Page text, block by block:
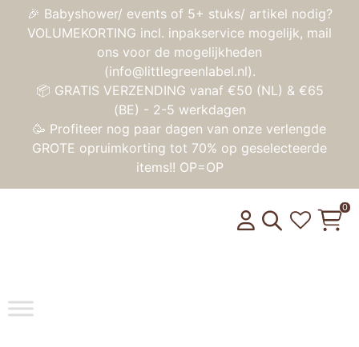
🎉 Babyshower/ events of 5+ stuks/ artikel nodig?
VOLUMEKORTING incl. inpakservice mogelijk, mail
ons voor de mogelijkheden
(info@littlegreenlabel.nl).
📦 GRATIS VERZENDING vanaf €50 (NL) & €65
(BE) - 2-5 werkdagen
🥳 Profiteer nog paar dagen van onze verlengde
GROTE opruimkorting tot 70% op geselecteerde
items!! OP=OP
Toggle
0